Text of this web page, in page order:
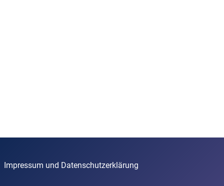
Impressum und Datenschutzerklärung